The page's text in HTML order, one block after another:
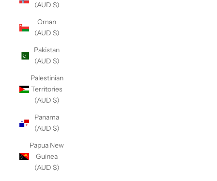
(AUD $)
Oman
(AUD $)
Pakistan
(AUD $)
Palestinian
Territories
(AUD $)
Panama
(AUD $)
Papua New
Guinea
(AUD $)